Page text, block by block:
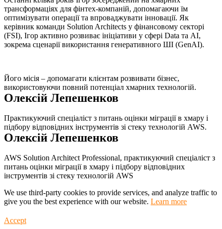
трансформаціях для фінтех-компаній, допомагаючи їм
оптимізувати операції та впроваджувати інновації. Як
керівник команди Solution Architects у фінансовому секторі
(FSI), Ігор активно розвиває ініціативи у сфері Data та AI,
зокрема сценарії використання генеративного ШІ (GenAI).
Його місія – допомагати клієнтам розвивати бізнес,
використовуючи повний потенціал хмарних технологій.
Олексій Лепешенков
Практикуючий спеціаліст з питань оцінки міграції в хмару і
підбору відповідних інструментів зі стеку технологій AWS.
Олексій Лепешенков
AWS Solution Architect Professional, практикуючий спеціаліст з
питань оцінки міграції в хмару і підбору відповідних
інструментів зі стеку технологій AWS
We use third-party cookies to provide services, and analyze traffic to
give you the best experience with our website. Learn more
Accept